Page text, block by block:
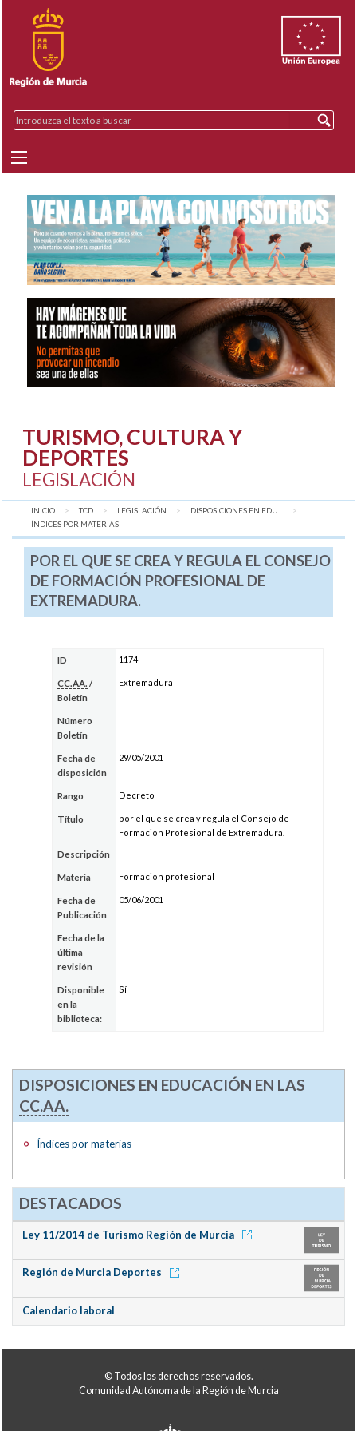
TURISMO, CULTURA Y
DEPORTES
LEGISLACIÓN
INICIO TCD LEGISLACIÓN
DISPOSICIONES EN EDU...
AQUÍ:
ÍNDICES POR MATERIAS
POR EL QUE SE CREA Y REGULA EL CONSEJO
DE FORMACIÓN PROFESIONAL DE
EXTREMADURA.
ID 1174
CC.AA. /
Boletín
Extremadura
Número
Boletín
Fecha de
disposición
29/05/2001
Rango Decreto
Título
por el que se crea y regula el Consejo de
Formación Profesional de Extremadura.
Descripción
Materia Formación profesional
Fecha de
Publicación
05/06/2001
Fecha de la
última
revisión
Disponible
en la
biblioteca:
Sí
DISPOSICIONES EN EDUCACIÓN EN LAS
CC.AA.
Índices por materias
DESTACADOS
Ley 11/2014 de Turismo Región de Murcia
Región de Murcia Deportes
Calendario laboral
© Todos los derechos reservados.
Comunidad Autónoma de la Región de Murcia